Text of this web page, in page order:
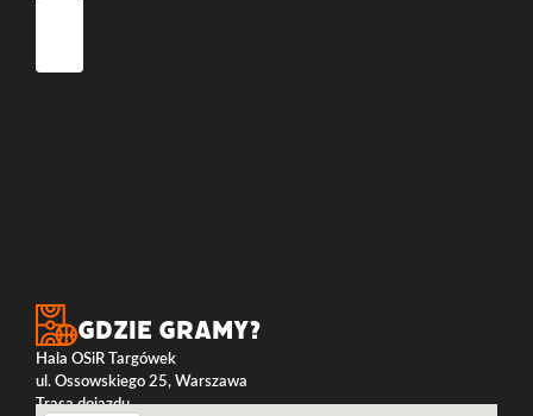
Gdzie gramy?
Hala OSiR Targówek
ul. Ossowskiego 25, Warszawa
Trasa dojazdu